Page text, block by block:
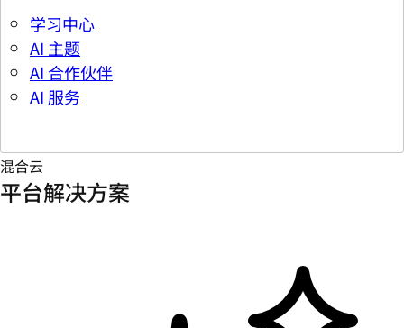
学习中心
AI 主题
AI 合作伙伴
AI 服务
混合云
平台解决方案